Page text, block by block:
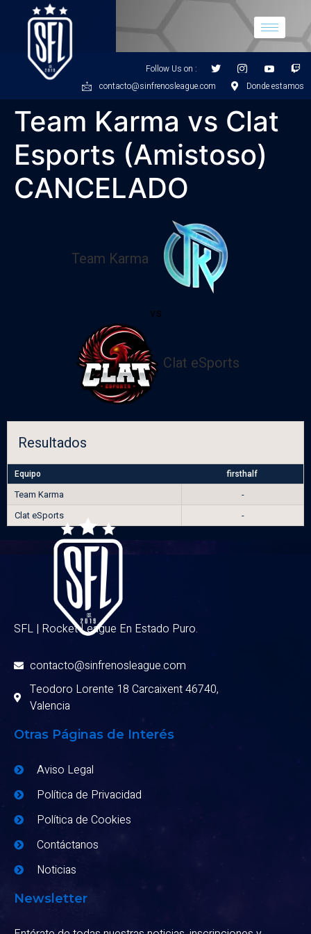
Follow Us on :
contacto@sinfrenosleague.com
Donde estamos
Team Karma vs Clat
Esports (Amistoso)
CANCELADO
Team Karma
vs
Clat eSports
Resultados
Equipo firsthalf
Team Karma
-
Clat eSports
-
SFL | Rocket League En Estado Puro.
contacto@sinfrenosleague.com
Teodoro Lorente 18 Carcaixent 46740,
Valencia
Otras Páginas de Interés
Aviso Legal
Política de Privacidad
Política de Cookies
Contáctanos
Noticias
Newsletter